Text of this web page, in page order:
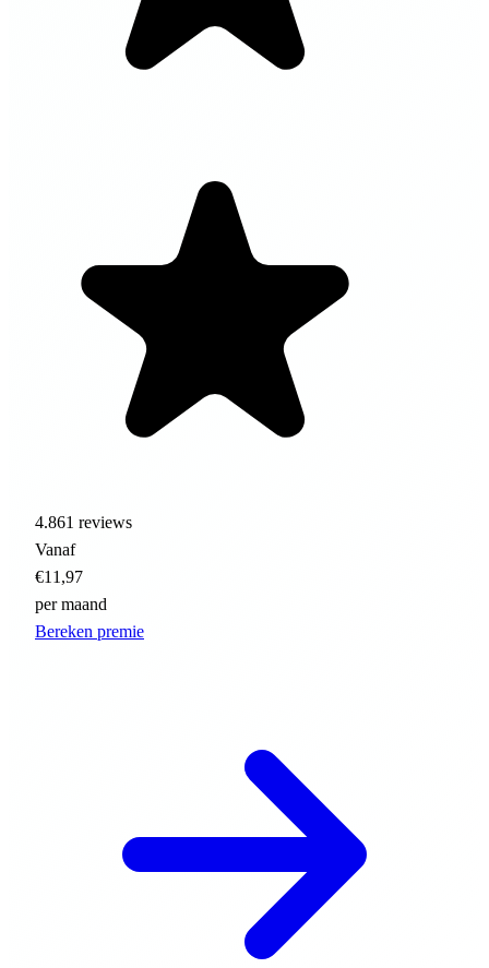
4.861 reviews
Vanaf
€11,97
per maand
Bereken premie